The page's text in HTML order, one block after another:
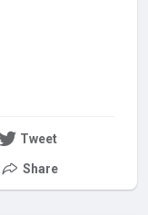
Tweet
Share